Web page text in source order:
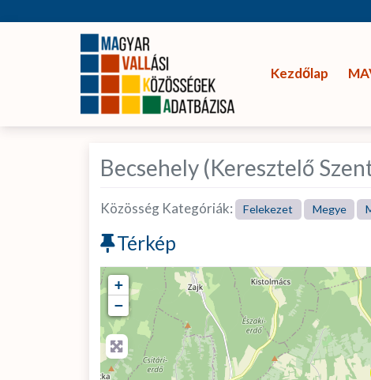
Kezdőlap
Becsehely (Keresztelő
Közösség Kategóriák: Felekezet Megye
Térkép
+
−